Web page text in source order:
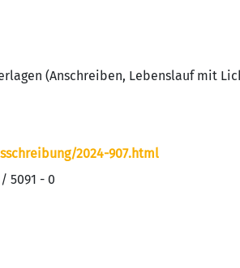
(Anschreiben, Lebenslauf mit
2024-907.html
5091 - 0